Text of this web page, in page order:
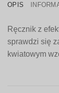
OPIS
Ręcznik z
sprawdzi się
kwiatowym